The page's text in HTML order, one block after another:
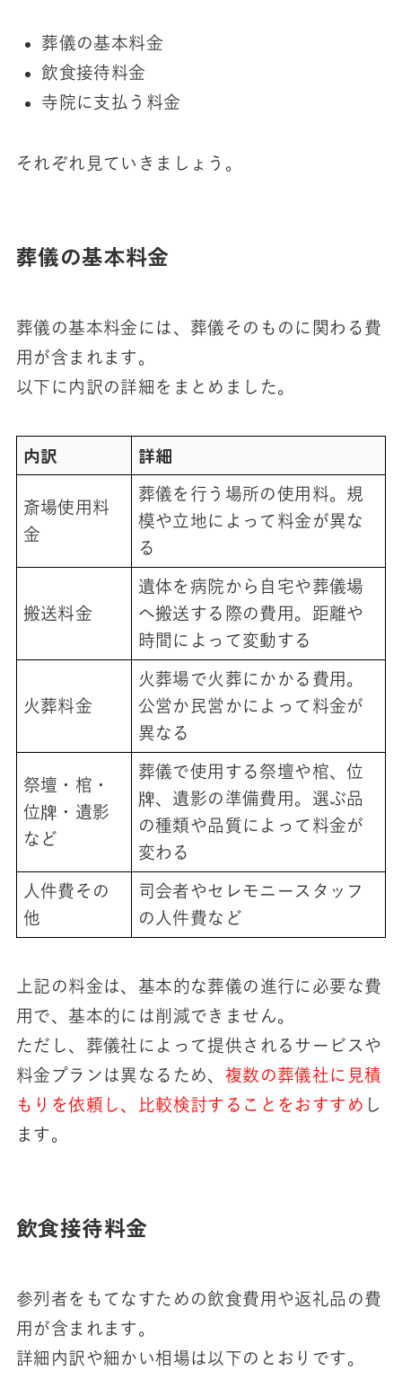
葬儀の基本料金
飲食接待料金
寺院に支払う料金
それぞれ見ていきましょう。
葬儀の基本料金
葬儀の基本料金には、葬儀そのものに関わる費
用が含まれます。
以下に内訳の詳細をまとめました。
内訳 詳細
斎場使用料
金
葬儀を行う場所の使用料。規
模や立地によって料金が異な
る
搬送料金
遺体を病院から自宅や葬儀場
へ搬送する際の費用。距離や
時間によって変動する
火葬料金
火葬場で火葬にかかる費用。
公営か民営かによって料金が
異なる
祭壇・棺・
位牌・遺影
など
葬儀で使用する祭壇や棺、位
牌、遺影の準備費用。選ぶ品
の種類や品質によって料金が
変わる
人件費その
他
司会者やセレモニースタッフ
の人件費など
上記の料金は、基本的な葬儀の進行に必要な費
用で、基本的には削減できません。
ただし、葬儀社によって提供されるサービスや
料金プランは異なるため、 複数の葬儀社に見積
もりを依頼し、比較検討することをおすすめ し
ます。
飲食接待料金
参列者をもてなすための飲食費用や返礼品の費
用が含まれます。
詳細内訳や細かい相場は以下のとおりです。